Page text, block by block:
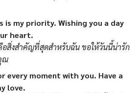
is my priority. Wishing you a day
heart.
สิ่งสำคัญที่สุดสำหรับฉัน ขอให้วันนี้น่ารัก
ณ
every moment with you. Have a
love.